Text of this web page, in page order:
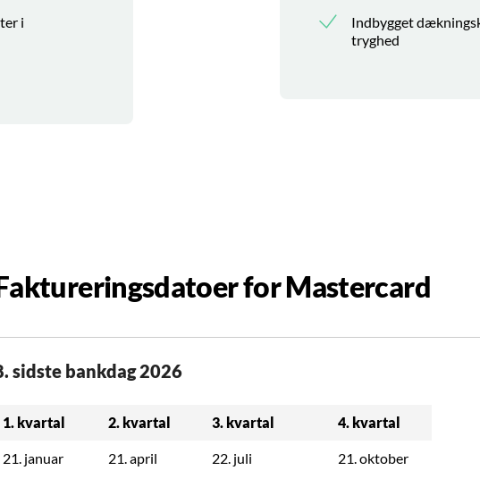
i
Indbygget
tryghed
for Mastercard
sidste bankdag 2026
1. kvartal 2. kvartal 3. kvartal 4. kvartal
21. januar 21. april 22. juli 21. oktober